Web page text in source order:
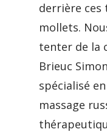
derrière ces
mollets.
tenter de la
Brieuc
spécialisé
massage